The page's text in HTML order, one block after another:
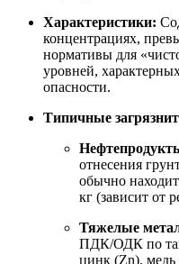
Характеристики:
концентрациях,
нормативы для
уровней,
опасности.
Типичные
отнесения
обычно
кг (зависит от
Тяжелые
ПДК/ОДК по
цинк (Zn), медь